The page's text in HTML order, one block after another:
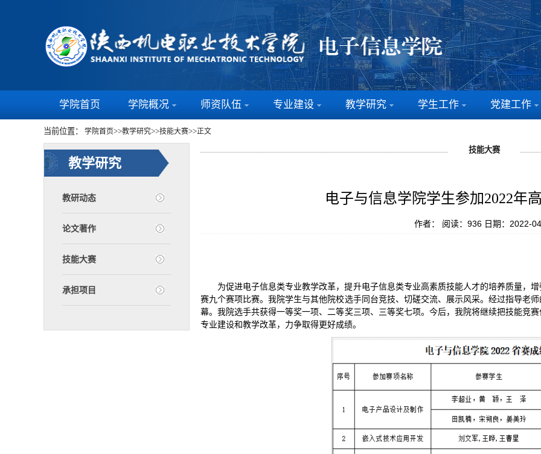
学院首页 学院概况 师资队伍 专业建设 教学研究 学生工作 党建工作
当前位置： 学院首页>>教学研究>>技能大赛>>正文
教学研究
教研动态
论文著作
技能大赛
承担项目
技能大赛
电子与信息学院学生参加2022年
作者： 阅读： 936 日期：2022-
为促进电子信息类专业教学改革，提升电子信息类专业高素质技能人才的培养质量，
赛九个赛项比赛。我院学生与其他院校选手同台竞技、切磋交流、展示风采。经过指导老
幕。我院选手共获得一等奖一项、二等奖三项、三等奖七项。今后，我院将继续把技能竞
专业建设和教学改革，力争取得更好成绩。